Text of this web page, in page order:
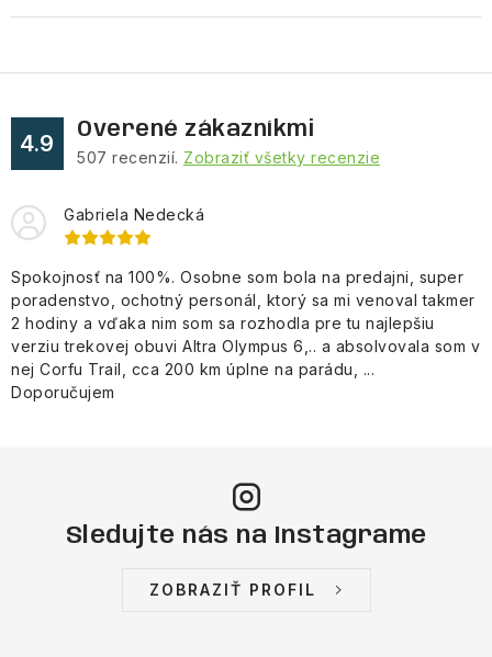
4.9
Overené zákazníkmi
507 recenzií. Zobraziť všetky recenzie
Gabriela Nedecká
Spokojnosť na 100%. Osobne som bola na predajni, super
poradenstvo, ochotný personál, ktorý sa mi venoval takmer
2 hodiny a vďaka nim som sa rozhodla pre tu najlepšiu
verziu trekovej obuvi Altra Olympus 6,.. a absolvovala som v
nej Corfu Trail, cca 200 km úplne na parádu, ...
Doporučujem
Sledujte nás na Instagrame
ZOBRAZIŤ PROFIL